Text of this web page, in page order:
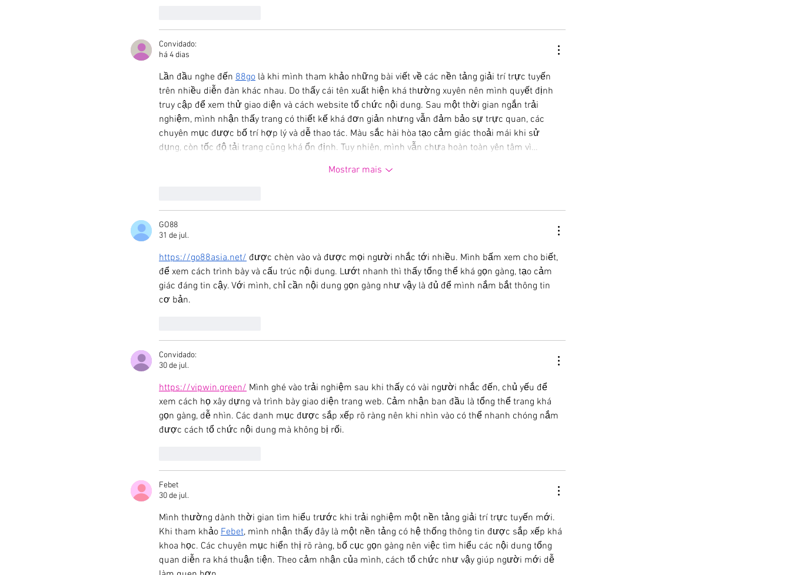
Convidado:
há 4 dias
Lần đầu nghe đến 88go là khi mình tham khảo những bài viết về các nền tảng giải trí trực tuyến
trên nhiều diễn đàn khác nhau. Do thấy cái tên xuất hiện khá thường xuyên nên mình quyết định
truy cập để xem thử giao diện và cách website tổ chức nội dung. Sau một thời gian ngắn trải
nghiệm, mình nhận thấy trang có thiết kế khá đơn giản nhưng vẫn đảm bảo sự trực quan, các
chuyên mục được bố trí hợp lý và dễ thao tác. Màu sắc hài hòa tạo cảm giác thoải mái khi sử
dụng, còn tốc độ tải trang cũng khá ổn định. Tuy nhiên, mình vẫn chưa hoàn toàn yên tâm vì…
Mostrar mais
GO88
31 de jul.
https://go88asia.net/ được chèn vào và được mọi người nhắc tới nhiều. Mình bấm xem cho biết,
để xem cách trình bày và cấu trúc nội dung. Lướt nhanh thì thấy tổng thể khá gọn gàng, tạo cảm
giác đáng tin cậy. Với mình, chỉ cần nội dung gọn gàng như vậy là đủ để mình nắm bắt thông tin
cơ bản.
Convidado:
30 de jul.
https://vipwin.green/ Mình ghé vào trải nghiệm sau khi thấy có vài người nhắc đến, chủ yếu để
xem cách họ xây dựng và trình bày giao diện trang web. Cảm nhận ban đầu là tổng thể trang khá
gọn gàng, dễ nhìn. Các danh mục được sắp xếp rõ ràng nên khi nhìn vào có thể nhanh chóng nắm
được cách tổ chức nội dung mà không bị rối.
Febet
30 de jul.
Mình thường dành thời gian tìm hiểu trước khi trải nghiệm một nền tảng giải trí trực tuyến mới.
Khi tham khảo Febet, mình nhận thấy đây là một nền tảng có hệ thống thông tin được sắp xếp khá
khoa học. Các chuyên mục hiển thị rõ ràng, bố cục gọn gàng nên việc tìm hiểu các nội dung tổng
quan diễn ra khá thuận tiện. Theo cảm nhận của mình, cách tổ chức như vậy giúp người mới dễ